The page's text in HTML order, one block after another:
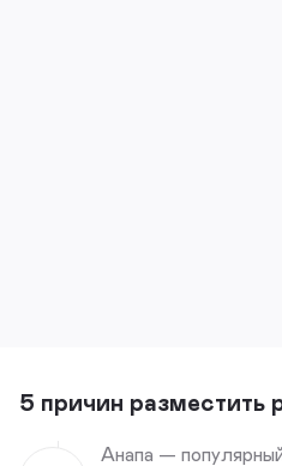
5 причин разместить
Анапа —